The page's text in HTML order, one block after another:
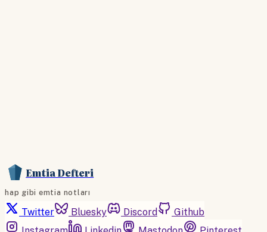
Emtia Defteri
hap gibi emtia notları
Twitter Bluesky Discord
Github